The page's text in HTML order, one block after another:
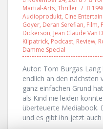
Martial-Arts, Thriller
Audioprodukt, Cine
Goyer, Deran Serefian, Film,
Dickerson, Jean Claude Van
Kilpatrick, Podcast, Review,
Damme Special
Autor: Tom Burgas
endlich an den nächsten
ganz einfachen Grund
als Kind nie leiden
überteuerte Mediabook.
und es gibt ihn jetzt